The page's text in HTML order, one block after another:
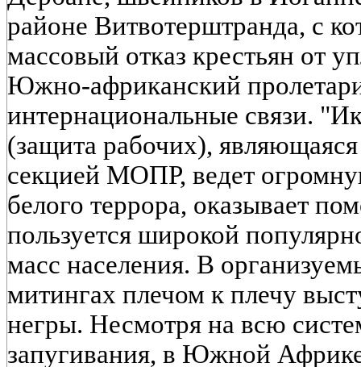
районе Витвотерштранда, с
массовый отказ крестьян от
Южно-африканский
интернациональные связи.
(защита рабочих),
секцией МОПР, ведет
белого террора, оказывает
пользуется широкой
масс населения. В
митингах плечом к плечу
негры. Несмотря на всю
запугивания, в Южной